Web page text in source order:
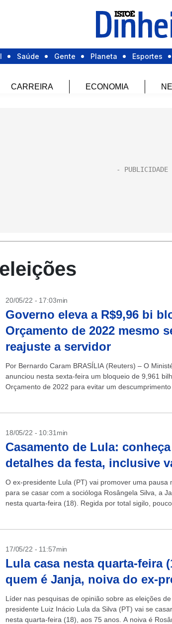
Saúde Gente Planeta Esportes
CARREIRA ECONOMIA
20/05/22 - 17:03min
Governo eleva a R$9,96 bi
Orçamento de 2022 mesmo
reajuste a servidor
Por Bernardo Caram BRASÍLIA (Reuters) – O
anunciou nesta sexta-feira um bloqueio de 9,961
Orçamento de 2022 para evitar um descumprimento
18/05/22 - 10:31min
Casamento de Lula:
detalhes da festa, inclusive
O ex-presidente Lula (PT) vai promover uma pausa
para se casar com a socióloga Rosângela Silva, a
nesta quarta-feira (18). Regida por total sigilo,
17/05/22 - 11:57min
Lula casa nesta quarta-feira
quem é Janja, noiva do ex-
Líder nas pesquisas de opinião sobre as eleições
presidente Luiz Inácio Lula da Silva (PT) vai se
nesta quarta-feira (18), aos 75 anos. A noiva é